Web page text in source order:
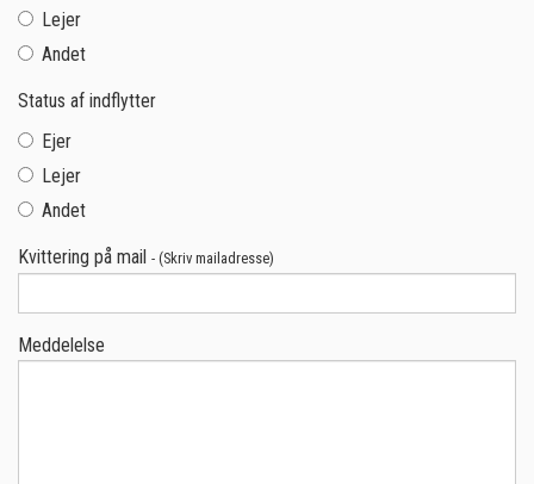
Lejer
Andet
Status af indflytter
Ejer
Lejer
Andet
Kvittering på mail - (Skriv mailadresse)
Meddelelse